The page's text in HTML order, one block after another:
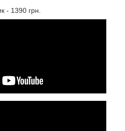
- 1390 грн.